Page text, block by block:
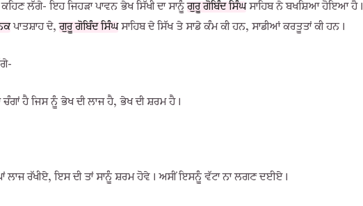
ਲੱਗੇ- ਇਹ ਜਿਹੜਾ ਪਾਵਨ ਭੇਖ ਸਿੱਖੀ ਦਾ ਸਾਨੂੰਗੁਰੂ ਗੋਬਿੰਦ ਸਿੰਘਸਾਹਿਬ ਨੇ ਬਖਸ਼ਿਆ ਹੋਇਆ ਹੈ।
ਪਾਤਸ਼ਾਹ ਦੇ,ਗੁਰੂ ਗੋਬਿੰਦ ਸਿੰਘਸਾਹਿਬ ਦੇ ਸਿੱਖ ਤੇ ਸਾਡੇ ਕੰਮ ਕੀ ਹਨ, ਸਾਡੀਆਂ ਕਰਤੂਤਾਂ ਕੀ ਹਨ।
ਹੈ ਜਿਸ ਨੂੰ ਭੇਖ ਦੀ ਲਾਜ ਹੈ, ਭੇਖ ਦੀ ਸ਼ਰਮ ਹੈ।
ਲਾਜ ਰੱਖੀਏ, ਇਸ ਦੀ ਤਾਂ ਸਾਨੂੰ ਸ਼ਰਮ ਹੋਵੇ। ਅਸੀਂ ਇਸਨੂੰ ਵੱਟਾ ਨਾ ਲਗਣ ਦਈਏ।